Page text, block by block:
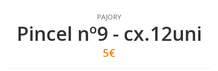
PAJORY
Pincel nº9 - cx.12uni
5€